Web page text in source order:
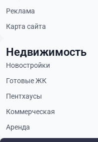
Реклама
Карта сайта
Недвижимость
Новостройки
Готовые ЖК
Пентхаусы
Коммерческая
Аренда